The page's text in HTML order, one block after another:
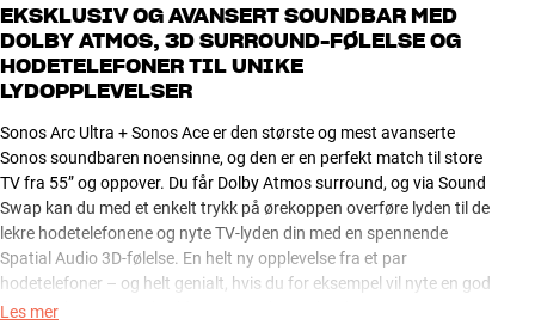
EKSKLUSIV OG AVANSERT SOUNDBAR MED
DOLBY ATMOS, 3D SURROUND-FØLELSE OG
HODETELEFONER TIL UNIKE
LYDOPPLEVELSER
Sonos Arc Ultra + Sonos Ace er den største og mest avanserte
Sonos soundbaren noensinne, og den er en perfekt match til store
TV fra 55” og oppover. Du får Dolby Atmos surround, og via Sound
Swap kan du med et enkelt trykk på ørekoppen overføre lyden til de
lekre hodetelefonene og nyte TV-lyden din med en spennende
Spatial Audio 3D-følelse. En helt ny opplevelse fra et par
hodetelefoner – og helt genialt, hvis du for eksempel vil nyte en god
film eller konsert om kvelden etter at barna har lagt seg.
Les mer